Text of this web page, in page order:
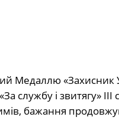
Медаллю «Захисник
службу і звитягу»
бажання